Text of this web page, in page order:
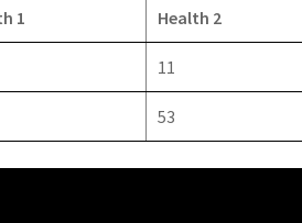
1 Health 2
11
53